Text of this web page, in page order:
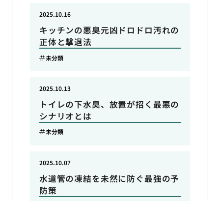
キッチンの悪臭元凶ドロドロ汚れの
正体と撃退法
2025.10.16
未分類
トイレの下水臭、放置が招く最悪の
シナリオとは
2025.10.13
未分類
水道管の凍結を未然に防ぐ最強の予
防策
2025.10.07